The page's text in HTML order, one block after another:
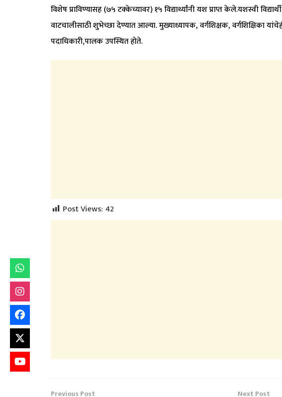
विशेष प्राविण्यासह (७५ टक्केच्यावर) १५ विद्यार्थ्यांनी यश प्राप्त केले.यशस्वी
वाटचालीसाठी शुभेच्छा देण्यात आल्या. मुख्याध्यापक, वर्गशिक्षक, वर्गशिक्षिका
पदाधिकारी,पालक उपस्थित होते.
Post Views: 42
Previous Post Next Post